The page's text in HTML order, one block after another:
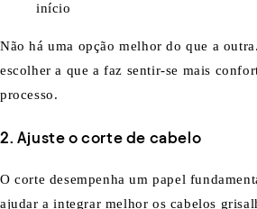
início
Não há uma opção melhor do que a
escolher a que a faz sentir-se mais
processo.
2. Ajuste o corte de cabelo
O corte desempenha um papel
ajudar a integrar melhor os cabelos